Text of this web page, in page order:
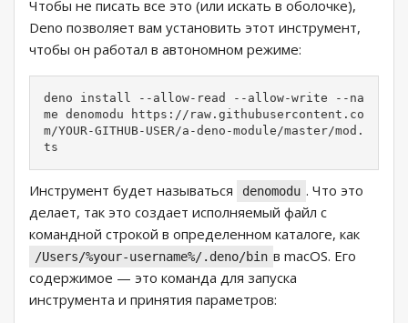
Чтобы не писать все это (или искать в оболочке),
Deno позволяет вам установить этот инструмент,
чтобы он работал в автономном режиме:
deno install --allow-read --allow-write --na
me denomodu https://raw.githubusercontent.co
m/YOUR-GITHUB-USER/a-deno-module/master/mod.
ts
Инструмент будет называться denomodu . Что это
делает, так это создает исполняемый файл с
командной строкой в ​​определенном каталоге, как
/Users/%your-username%/.deno/bin в macOS. Его
содержимое — это команда для запуска
инструмента и принятия параметров: